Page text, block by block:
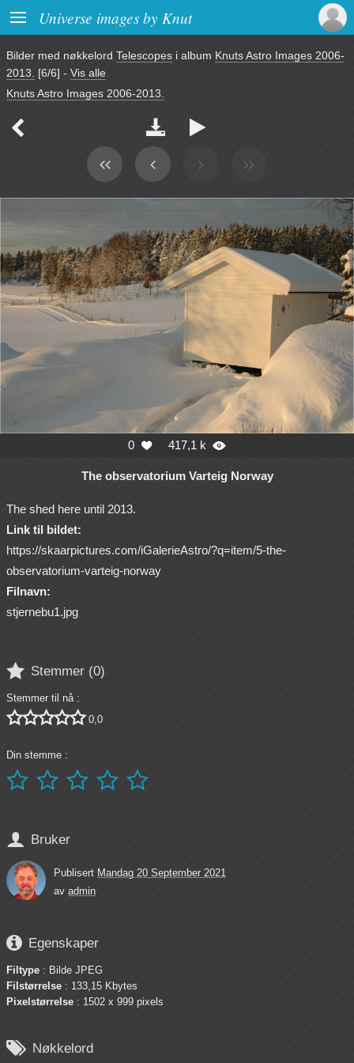
 Universe images by Knut
Bilder med nøkkelord Telescopes i album Knuts Astro Images 2006-
2013.
[6/6] - Vis alle
Knuts Astro Images 2006-2013.
  
0  417,1 k 
The observatorium Varteig Norway
The shed here until 2013.
Link til bildet:
https://skaarpictures.com/iGalerieAstro/?q=item/5-the-
observatorium-varteig-norway
Filnavn:
stjernebu1.jpg
 Stemmer (0)
Stemmer til nå :
 0,0
Din stemme :
    
 Bruker
Publisert Mandag 20 September 2021
av admin
 Egenskaper
Filtype : Bilde JPEG
Filstørrelse : 133,15 Kbytes
Pixelstørrelse : 1502 x 999 pixels
 Nøkkelord